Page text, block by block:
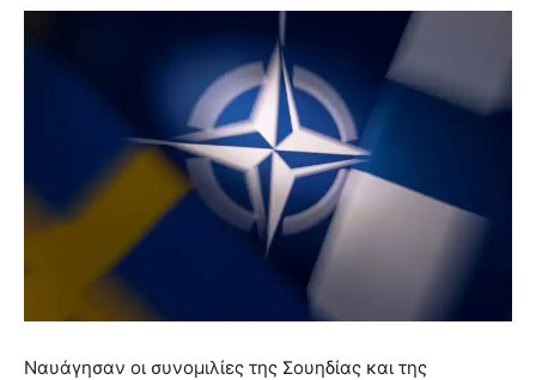
Ναυάγησαν οι συνομιλίες της Σουηδίας και της